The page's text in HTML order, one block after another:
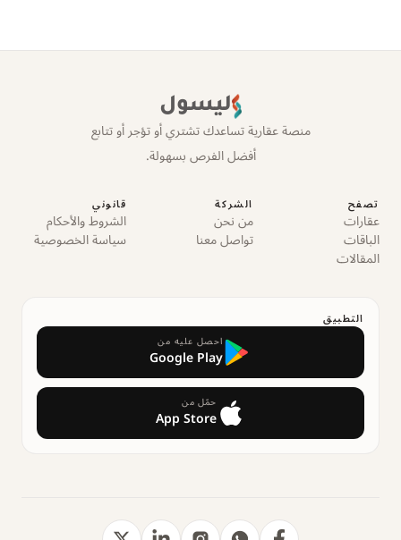
ليسول
منصة عقارية تساعدك تشتري أو تؤجر أو تتابع
أفضل الفرص بسهولة.
تصفح
عقارات
الباقات
المقالات
الشركة
من نحن
تواصل معنا
قانوني
الشروط والأحكام
سياسة الخصوصية
التطبيق
احصل عليه من
Google Play
حمّل من
App Store